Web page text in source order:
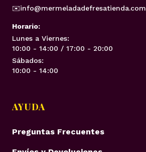
✉️info@mermeladadefresatienda.com
Horario:
Lunes a Viernes:
10:00 - 14:00 / 17:00 - 20:00
Sábados:
10:00 - 14:00
AYUDA
Preguntas Frecuentes